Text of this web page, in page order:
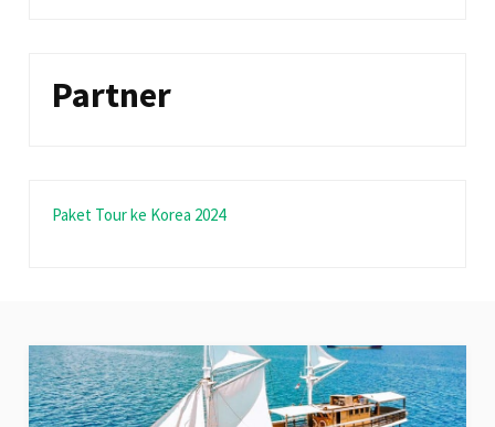
Partner
Paket Tour ke Korea 2024